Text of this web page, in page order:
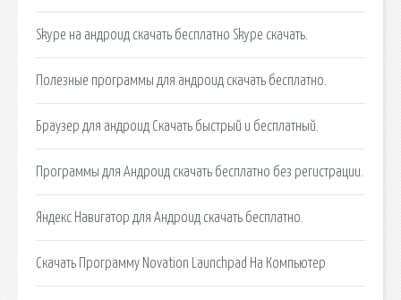
Skype на андроид скачать бесплатно Skype скачать.
Полезные программы для андроид скачать бесплатно.
Браузер для андроид Скачать быстрый и бесплатный.
Программы для Андроид скачать бесплатно без регистрации.
Яндекс Навигатор для Андроид скачать бесплатно.
Скачать Программу Novation Launchpad На Компьютер